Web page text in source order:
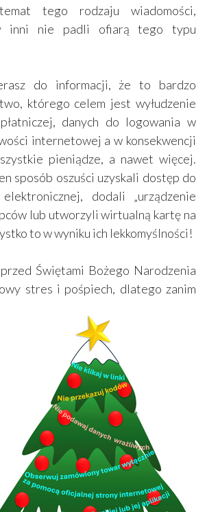
tego rodzaju wiadomości,
inni nie padli ofiarą tego typu
do informacji, że to bardzo
którego celem jest wyłudzenie
danych do logowania w
internetowej a w konsekwencji
pieniądze, a nawet więcej.
sposób oszuści uzyskali dostęp do
dodali „urządzenie
lub utworzyli wirtualną kartę na
to w wyniku ich lekkomyślności!
Świętami Bożego Narodzenia
stres i pośpiech, dlatego zanim